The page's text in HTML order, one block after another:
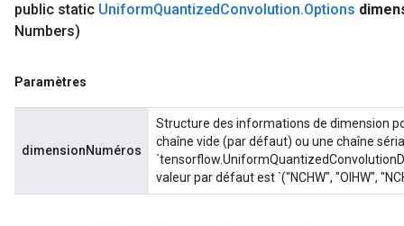
public static UniformQuantizedConvolution.Options
Numbers)
Paramètres
dimensionNuméros
Structure des informations de dimension
chaîne vide (par défaut) ou une chaîne
valeur par défaut est `("NCHW", "OIHW",